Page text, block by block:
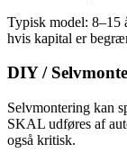
Typisk model: 8–15
hvis kapital er
DIY /
Selvmontering kan
SKAL udføres af
også kritisk.